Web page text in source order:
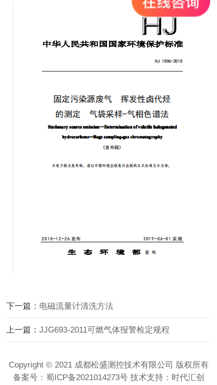
下一篇： 电磁流量计清洗方法
上一篇：JJG693-2011可燃气体报警检定规程
Copyright © 2021 成都松盛测控技术有限公司 版权所有
备案号： 蜀ICP备2021014273号 技术支持：时代汇创